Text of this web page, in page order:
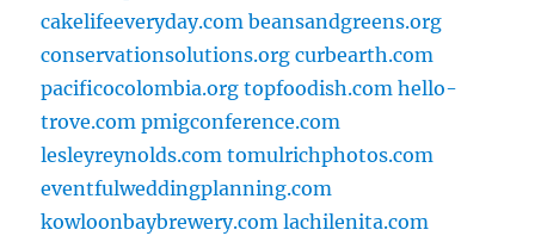
cakelifeeveryday.com beansandgreens.org
conservationsolutions.org curbearth.com
pacificocolombia.org topfoodish.com hello-
trove.com pmigconference.com
lesleyreynolds.com tomulrichphotos.com
eventfulweddingplanning.com
kowloonbaybrewery.com lachilenita.com